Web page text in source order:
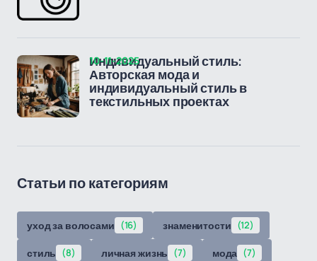
Индивидуальный стиль:
Авторская мода и
индивидуальный стиль в
текстильных проектах
10-11-2025
Статьи по категориям
уход за волосами (16) знаменитости (12)
стиль (8) личная жизнь (7) мода (7)